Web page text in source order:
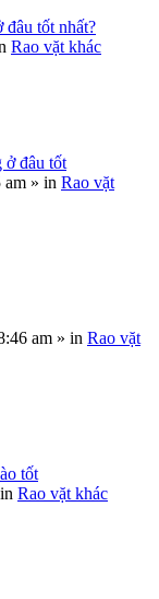
tốt nhất?
Rao vặt khác
ở đâu tốt
am » in Rao vặt
am » in Rao vặt
tốt
Rao vặt khác